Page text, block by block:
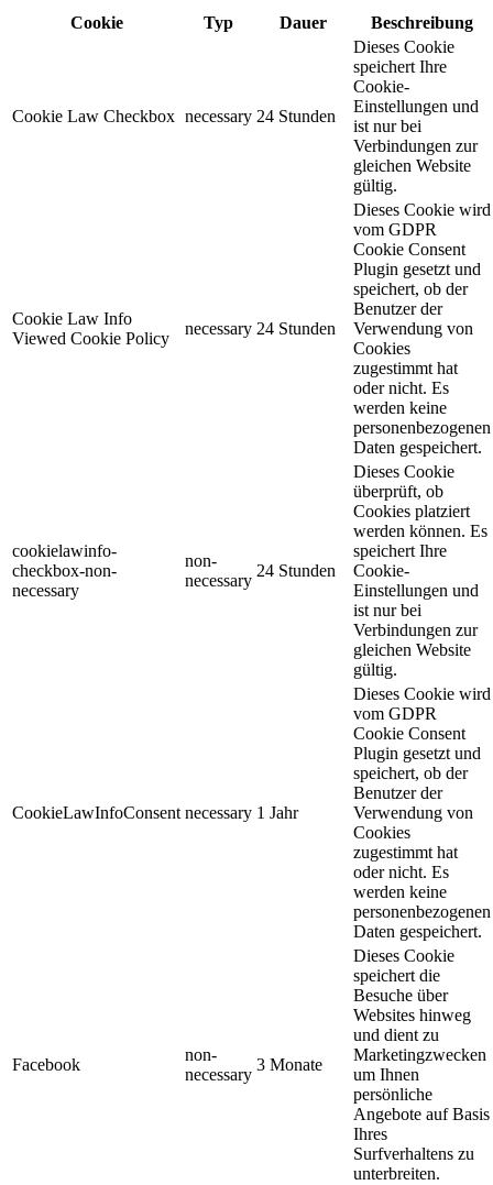
Cookie Typ Dauer Beschreibung
Cookie Law Checkbox necessary 24 Stunden
Dieses Cookie
speichert Ihre
Cookie-
Einstellungen und
ist nur bei
Verbindungen zur
gleichen Website
gültig.
Cookie Law Info
Viewed Cookie Policy
necessary 24 Stunden
Dieses Cookie wird
vom GDPR
Cookie Consent
Plugin gesetzt und
speichert, ob der
Benutzer der
Verwendung von
Cookies
zugestimmt hat
oder nicht. Es
werden keine
personenbezogenen
Daten gespeichert.
cookielawinfo-
checkbox-non-
necessary
non-
necessary
24 Stunden
Dieses Cookie
überprüft, ob
Cookies platziert
werden können. Es
speichert Ihre
Cookie-
Einstellungen und
ist nur bei
Verbindungen zur
gleichen Website
gültig.
CookieLawInfoConsent necessary 1 Jahr
Dieses Cookie wird
vom GDPR
Cookie Consent
Plugin gesetzt und
speichert, ob der
Benutzer der
Verwendung von
Cookies
zugestimmt hat
oder nicht. Es
werden keine
personenbezogenen
Daten gespeichert.
Facebook
non-
necessary
3 Monate
Dieses Cookie
speichert die
Besuche über
Websites hinweg
und dient zu
Marketingzwecken
um Ihnen
persönliche
Angebote auf Basis
Ihres
Surfverhaltens zu
unterbreiten.